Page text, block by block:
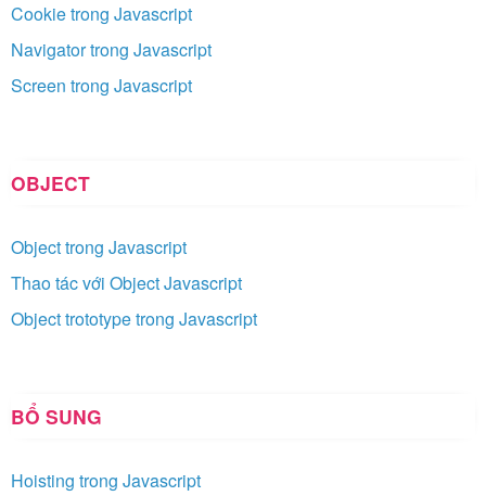
Cookie trong Javascript
Navigator trong Javascript
Screen trong Javascript
OBJECT
Object trong Javascript
Thao tác với Object Javascript
Object trototype trong Javascript
BỔ SUNG
Hoisting trong Javascript